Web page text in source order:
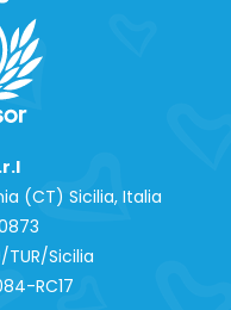
(CT) Sicilia, Italia
TUR/Sicilia
RC17